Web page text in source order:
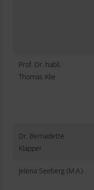
Prof. Dr. habil.
Thomas Klie
Dr. Bernadette
Klapper
Jelena Seeberg (M.A.)